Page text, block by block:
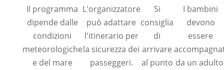
Il programma
dipende dalle
condizioni
meteorologiche
e del mare
L'organizzatore
può adattare
l'itinerario per
la sicurezza dei
passeggeri.
Si
consiglia
di
arrivare
al punto
I bambini
devono
essere
da un